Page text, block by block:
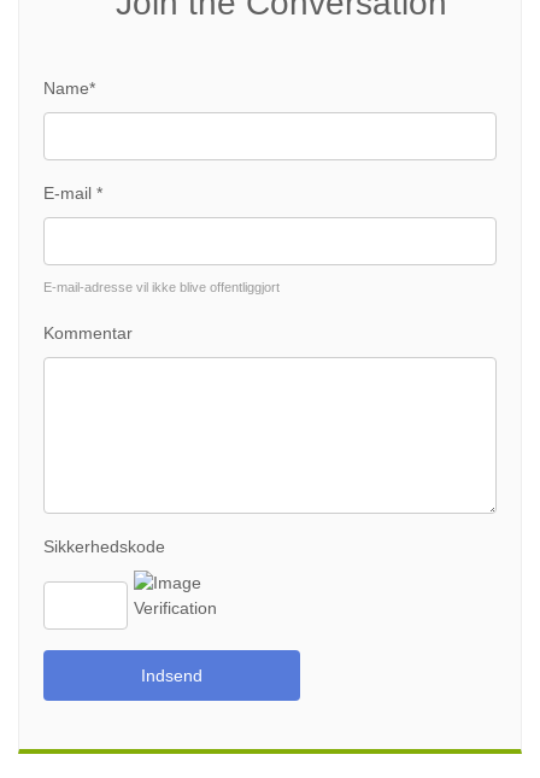
Name*
E-mail *
E-mail-adresse vil ikke blive offentliggjort
Kommentar
Sikkerhedskode
Indsend